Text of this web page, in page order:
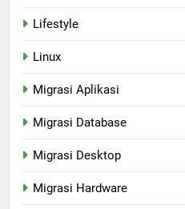
Lifestyle
Linux
Migrasi Aplikasi
Migrasi Database
Migrasi Desktop
Migrasi Hardware